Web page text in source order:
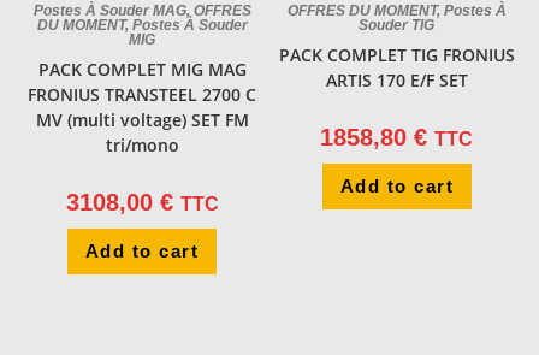
Postes À Souder MAG, OFFRES
DU MOMENT, Postes À Souder
MIG
PACK COMPLET MIG MAG
FRONIUS TRANSTEEL 2700 C
MV (multi voltage) SET FM
tri/mono
3108,00 € TTC
Add to cart
OFFRES DU MOMENT, Postes À
Souder TIG
PACK COMPLET TIG FRONIUS
ARTIS 170 E/F SET
1858,80€ TTC
Add to cart